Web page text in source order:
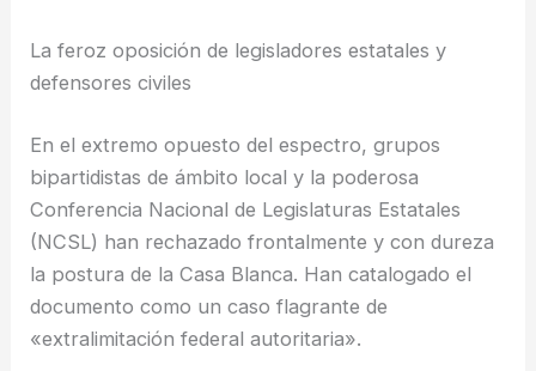
La feroz oposición de legisladores estatales y
defensores civiles
En el extremo opuesto del espectro, grupos
bipartidistas de ámbito local y la poderosa
Conferencia Nacional de Legislaturas Estatales
(NCSL) han rechazado frontalmente y con dureza
la postura de la Casa Blanca. Han catalogado el
documento como un caso flagrante de
«extralimitación federal autoritaria».